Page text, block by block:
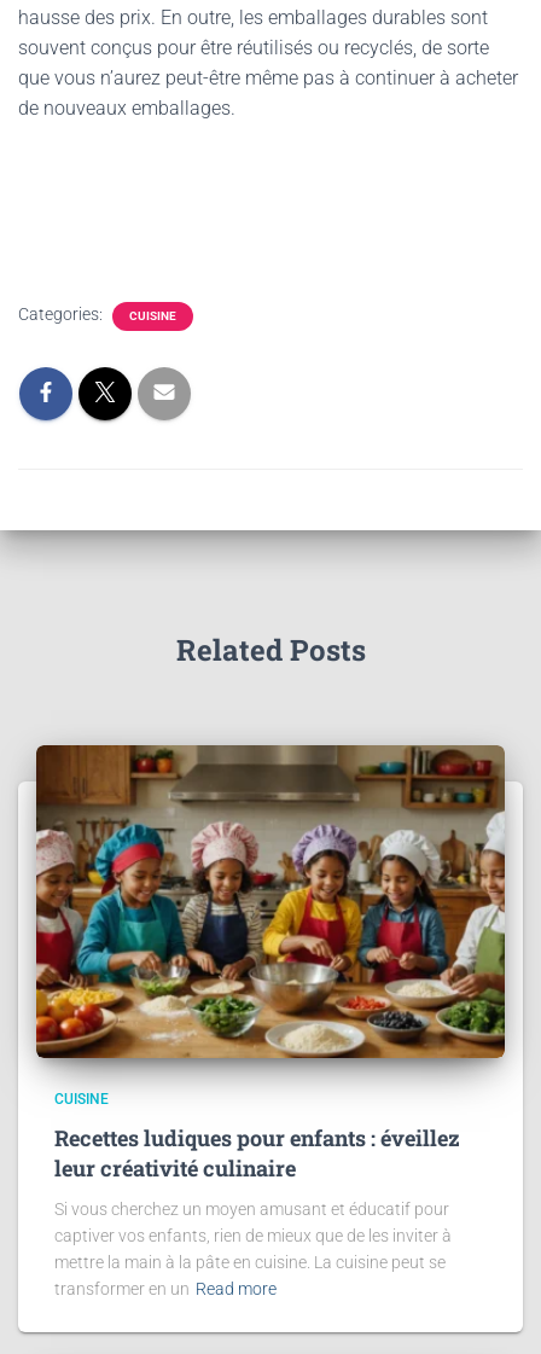
hausse des prix. En outre, les emballages durables sont
souvent conçus pour être réutilisés ou recyclés, de sorte
que vous n’aurez peut-être même pas à continuer à acheter
de nouveaux emballages.
Categories: CUISINE
Related Posts
CUISINE
Recettes ludiques pour enfants : éveillez
leur créativité culinaire
Si vous cherchez un moyen amusant et éducatif pour
captiver vos enfants, rien de mieux que de les inviter à
mettre la main à la pâte en cuisine. La cuisine peut se
transformer en un Read more